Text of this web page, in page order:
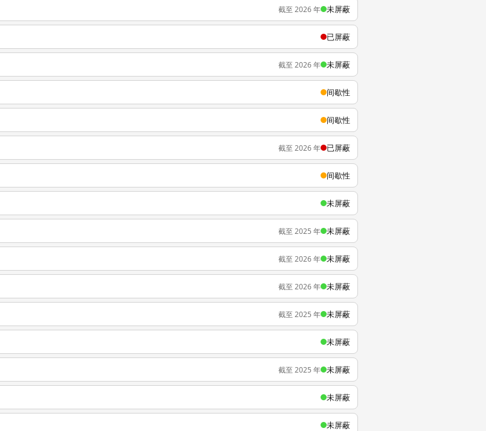
截至 2026 年 未屏蔽
已屏蔽
截至 2026 年 未屏蔽
间歇性
间歇性
截至 2026 年 已屏蔽
间歇性
未屏蔽
截至 2025 年 未屏蔽
截至 2026 年 未屏蔽
截至 2026 年 未屏蔽
截至 2025 年 未屏蔽
未屏蔽
截至 2025 年 未屏蔽
未屏蔽
未屏蔽